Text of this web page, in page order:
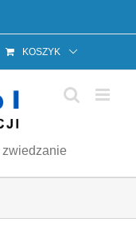
KOSZYK
zwiedzanie